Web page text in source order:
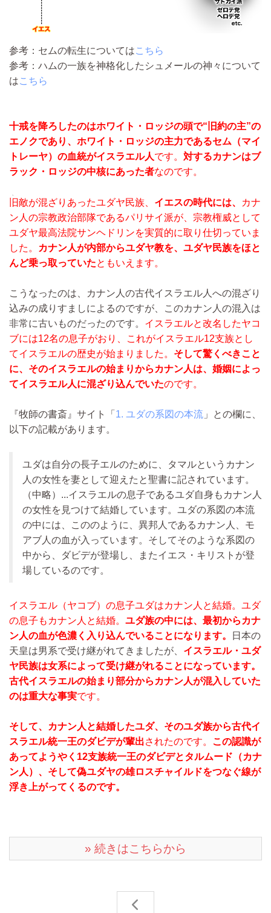
参考：セムの転生についてはこちら
参考：ハムの一族を神格化したシュメールの神々について
はこちら
十戒を降ろしたのはホワイト・ロッジの頭で“旧約の主”の
エノクであり、ホワイト・ロッジの主力であるセム（マイ
トレーヤ）の血統がイスラエル人です。 対するカナンはブ
ラック・ロッジの中核にあった者なのです。
旧
﹅
敵が混ざりあったユダヤ民族、 イエスの時代には、
カナ
ン人の宗教政治部隊であるパリサイ派が、宗教権威として
ユダヤ最高法院サンヘドリンを実質的に取り仕切っていま
した。
カナン人が内部からユダヤ教を、ユダヤ民族をほと
んど乗っ取っていたともいえます。
こうなったのは、カナン人の古代イスラエル人への混ざり
込みの成りすましによるのですが、このカナン人の混入は
非常に古いものだったのです。 イスラエルと改名したヤコ
ブには12名の息子がおり、これがイスラエル12支族とし
てイスラエルの歴史が始まりました。 そして驚くべきこと
に、そのイスラエルの始まりからカナン人は、婚姻によっ
てイスラエル人に混ざり込んでいたのです。
『牧師の書斎』サイト「 1. ユダの系図の本流 」との欄に、
以下の記載があります。
ユダは自分の長子エルのために、タマルというカナン
人の女性を妻として迎えたと聖書に記されています。
（中略）...イスラエルの息子であるユダ自身もカナン人
の女性を見つけて結婚しています。ユダの系図の本流
の中には、こののように、異邦人であるカナン人、モ
アブ人の血が入っています。そしてそのような系図の
中から、ダビデが登場し、またイエス・キリストが登
場しているのです。
イスラエル（ヤコブ）の息子ユダはカナン人と結婚。ユダ
の息子もカナン人と結婚。 ユダ族の中には、最初からカナ
ン人の血が色濃く入り込んでいることになります。
日本の
天皇は男系で受け継がれてきましたが、 イスラエル・ユダ
ヤ民族は女系によって受け継がれることになっています。
古代イスラエルの始まり部分からカナン人が混入していた
のは重大な事実です。
そして、カナン人と結婚したユダ、そのユダ族から古代イ
スラエル統一王のダビデが輩出されたのです。 この認識が
あってようやく12支族統一王のダビデとタルムード（カナ
ン人）、そして偽ユダヤの雄ロスチャイルドをつなぐ線が
浮き上がってくるのです。
» 続きはこちらから